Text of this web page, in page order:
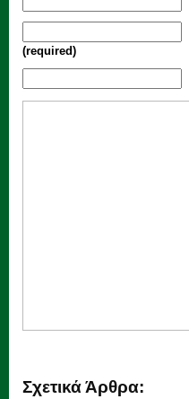
(required)
Σχετικά Άρθρα: